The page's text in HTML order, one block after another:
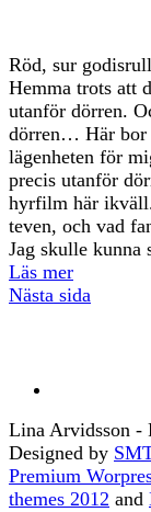
Röd, sur
Hemma trots att
utanför dörren.
dörren… Här bor
lägenheten för
precis utanför
hyrfilm här
teven, och vad
Jag skulle kunna
Läs mer
Nästa sida
Lina Arvidsson -
Designed by
Premium
themes 2012 and